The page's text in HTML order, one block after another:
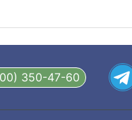
350-47-60